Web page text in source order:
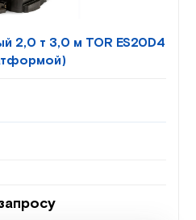
2,0 т 3,0 м TOR ES20D4